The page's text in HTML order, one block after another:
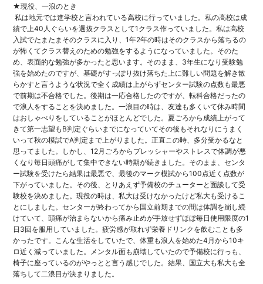
★現役、一浪のとき
私は地元では進学校と言われている高校に行っていました。私の高校は成
績で上40人ぐらいを選抜クラスとして1クラス作っていました。私は高校
入試でたまたまそのクラスに入り、1年2年の時はそのクラスから落ちるの
が怖くてクラス替えのための勉強をするようになっていました。そのた
め、表面的な勉強が多かったと思います。そのまま、 3年生になり受験勉
強を始めたのですが、基礎がすっぽり抜け落ちた上に難しい問題を解き散
らかすと言うよ うな状況で全く成績は上がらずセンター試験の点数も最悪
で前期は不合格でした。後期は一応合格したのですが、転科合格だったの
で浪人をすることを決めました。一浪目の時は、友達も多くいて休み時間
はおしゃべりをしていることがほとんどでした。夏ごろから成績上がって
きて第一志望もB判定ぐらいまでになっていてその後もそれなりにうまく
いって秋の模試でA判定まで上がり ました。正直この時、多分受かるなと
思ってました。しかし、12月ごろからプレッシャーやストレスで体調が悪
くなり毎日頭痛がして集中できない時期が続きました。そのまま、センタ
ー試験を受けたら結果は最悪で、最後のマーク模試から100点近く点数が
下がっていました。 その後、
とりあえず予備校のチューターと面談して受
験校を決めました。現役の時は、私大は受けなかったけど私大も受けるこ
とにしました。センターが終わってから国立前期までの間は体調を崩し続
けていて、頭痛が治まらないから痛み止めが手放せずほぼ毎日使用限度の1
日 3回を服用していました。疲労感が取れず栄養ドリンクを飲むことも多
かったです。 こんな生活をしていたで、体重も浪人を始めた4月から10キ
ロ近く減っていました。
メンタル面も崩壊していたので予備校に行っも、
椅子に座っているのがやっとと言う感じでした。結果、 国立大も私大も全
落ちして二浪目が決まりました。